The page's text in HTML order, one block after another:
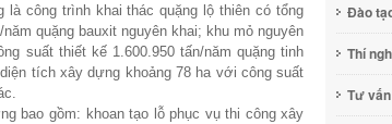
công trình khai thác quặng lộ thiên có tổng
quặng bauxit nguyên khai; khu mỏ nguyên
suất thiết kế 1.600.950 tấn/năm quặng tinh
tích xây dựng khoảng 78 ha với công suất
bao gồm: khoan tạo lỗ phục vụ thi công xây
Đào
Thí
Tư vấn